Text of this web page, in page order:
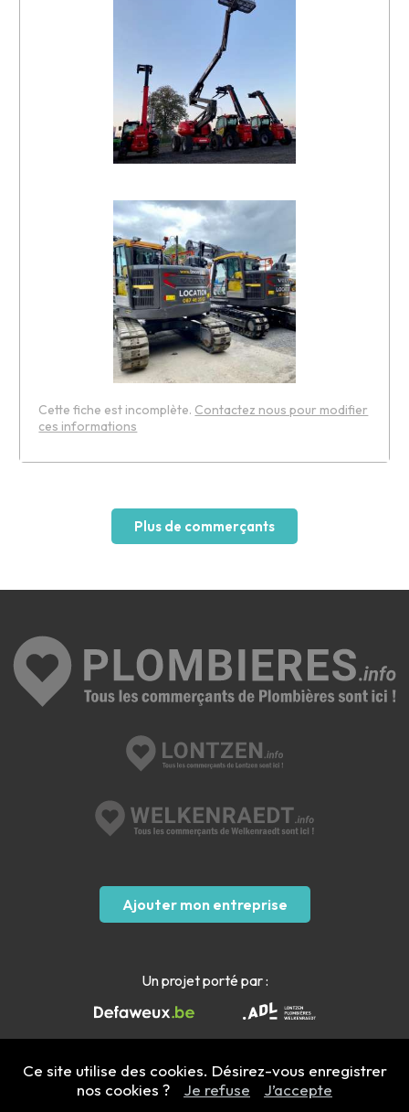
Cette fiche est incomplète. Contactez nous pour modifier
ces informations
Plus de commerçants
Ajouter mon entreprise
Un projet porté par :
Mentions légales- Copyright 2022 - 2026 plombieres.info
Ce site utilise des cookies. Désirez-vous enregistrer
nos cookies ?
Je refuse J’accepte